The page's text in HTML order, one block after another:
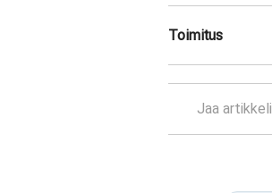
Toimitus
Jaa artikkeli